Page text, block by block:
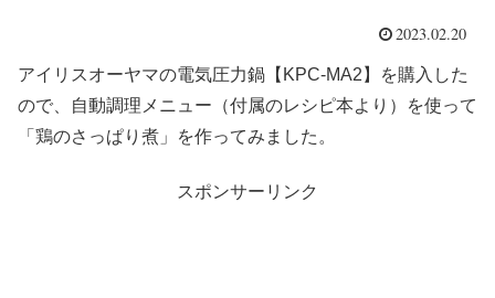
2023.02.20
アイリスオーヤマの電気圧力鍋【KPC-MA2】を購入した
ので、自動調理メニュー（付属のレシピ本より）を使って
「鶏のさっぱり煮」を作ってみました。
スポンサーリンク